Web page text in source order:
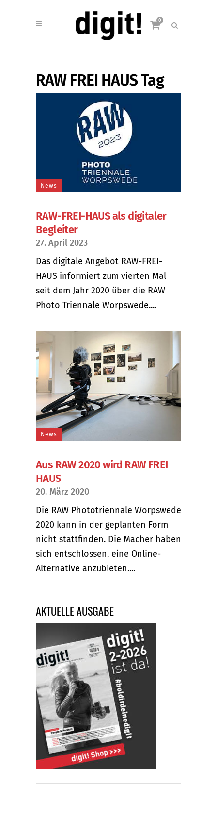
0
RAW FREI HAUS Tag
News
RAW-FREI-HAUS als digitaler
Begleiter
27. April 2023
Das digitale Angebot RAW-FREI-
HAUS informiert zum vierten Mal
seit dem Jahr 2020 über die RAW
Photo Triennale Worpswede....
News
Aus RAW 2020 wird RAW FREI
HAUS
20. März 2020
Die RAW Phototriennale Worpswede
2020 kann in der geplanten Form
nicht stattfinden. Die Macher haben
sich entschlossen, eine Online-
Alternative anzubieten....
AKTUELLE AUSGABE